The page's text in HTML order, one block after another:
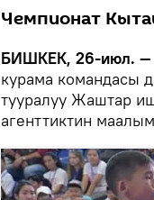
Чемпионат
БИШКЕК, 26-июл. —
курама командасы
тууралуу Жаштар
агенттиктин